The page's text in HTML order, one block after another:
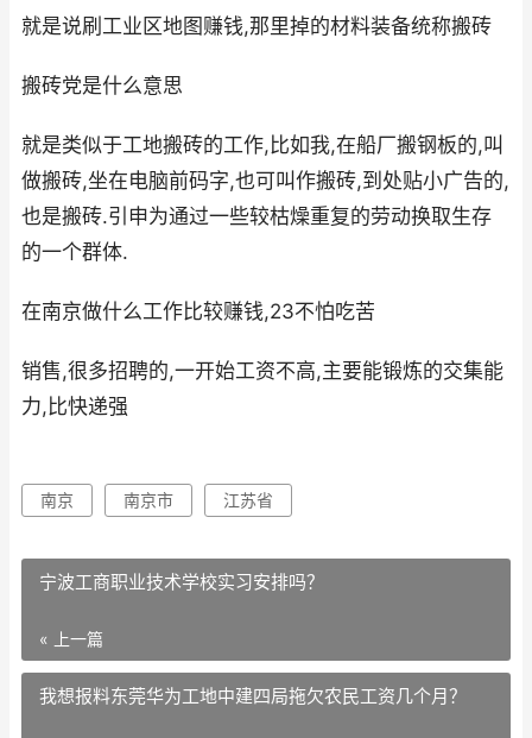
就是说刷工业区地图赚钱,那里掉的材料装备统称搬砖
搬砖党是什么意思
就是类似于工地搬砖的工作,比如我,在船厂搬钢板的,叫
做搬砖,坐在电脑前码字,也可叫作搬砖,到处贴小广告的,
也是搬砖.引申为通过一些较枯燥重复的劳动换取生存
的一个群体.
在南京做什么工作比较赚钱,23不怕吃苦
销售,很多招聘的,一开始工资不高,主要能锻炼的交集能
力,比快递强
南京 南京市 江苏省
宁波工商职业技术学校实习安排吗？
« 上一篇
我想报料东莞华为工地中建四局拖欠农民工资几个月？